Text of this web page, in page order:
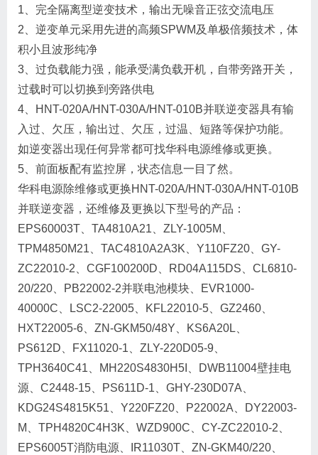
1、完全隔离型逆变技术，输出无噪音正弦交流电压
2、逆变单元采用先进的高频SPWM及单极倍频技术，体
积小且波形纯净
3、过负载能力强，能承受满负载开机，自带旁路开关，
过载时可以切换到旁路供电
4、HNT-020A/HNT-030A/HNT-010B并联逆变器具有输
入过、欠压，输出过、欠压，过温、短路等保护功能。
如逆变器出现任何异常都可找华科电源维修或更换。
5、前面板配有监控屏，状态信息一目了然。
华科电源除维修或更换HNT-020A/HNT-030A/HNT-010B
并联逆变器，还维修及更换以下型号的产品：
EPS60003T、TA4810A21、ZLY-1005M、
TPM4850M21、TAC4810A2A3K、Y110FZ20、GY-
ZC22010-2、CGF100200D、RD04A115DS、CL6810-
20/220、PB22002-2并联电池模块、EVR1000-
40000C、LSC2-22005、KFL22010-5、GZ2460、
HXT22005-6、ZN-GKM50/48Y、KS6A20L、
PS612D、FX11020-1、ZLY-220D05-9、
TPH3640C41、MH220S4830H5I、DWB11004壁挂电
源、C2448-15、PS611D-1、GHY-230D07A、
KDG24S4815K51、Y220FZ20、P22002A、DY22003-
M、TPH4820C4H3K、WZD900C、CY-ZC22010-2、
EPS6005T消防电源、IR11030T、ZN-GKM40/220、